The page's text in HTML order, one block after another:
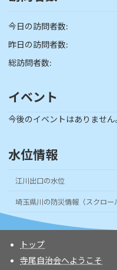
今日の訪問者数:
昨日の訪問者数:
総訪問者数:
イベント
今後のイベントはありません
水位情報
江川出口の水位
埼玉県川の防災情報（スクロー
トップ
寺尾自治会へようこそ